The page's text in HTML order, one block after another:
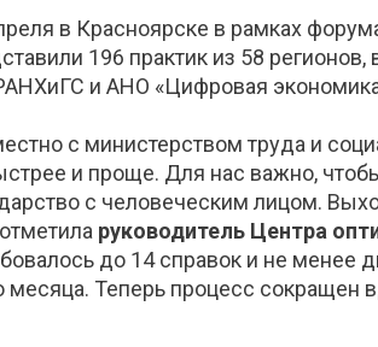
в Красноярске в рамках
196 практик из 58
и АНО «Цифровая
с министерством труда и
и проще. Для нас важно,
с человеческим лицом.
руководитель Центра
до 14 справок и не
месяца. Теперь процесс